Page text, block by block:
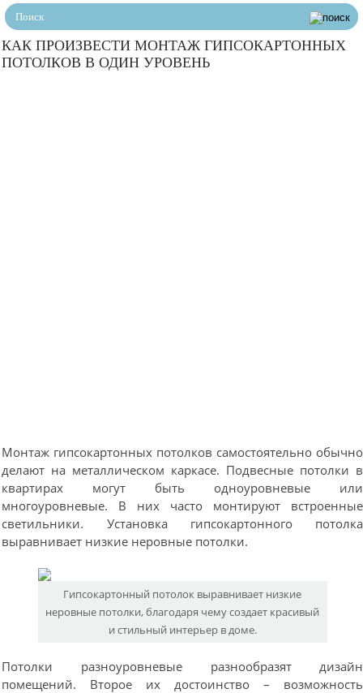
КАК ПРОИЗВЕСТИ МОНТАЖ ГИПСОКАРТОННЫХ
ПОТОЛКОВ В ОДИН УРОВЕНЬ
Монтаж гипсокартонных потолков самостоятельно обычно
делают на металлическом каркасе. Подвесные потолки в
квартирах могут быть одноуровневые или
многоуровневые. В них часто монтируют встроенные
светильники. Установка гипсокартонного потолка
выравнивает низкие неровные потолки.
Гипсокартонный потолок выравнивает низкие
неровные потолки, благодаря чему создает красивый
и стильный интерьер в доме.
Потолки разноуровневые разнообразят дизайн
помещений. Второе их достоинство – возможность